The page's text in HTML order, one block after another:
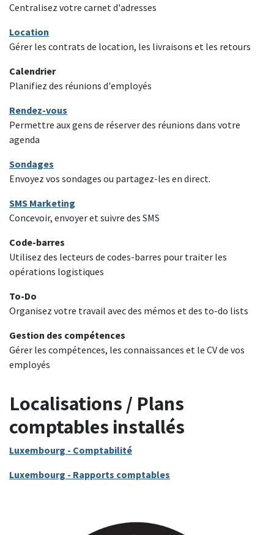
Centralisez votre carnet d'adresses
Location
Gérer les contrats de location, les livraisons et les retours
Calendrier
Planifiez des réunions d'employés
Rendez-vous
Permettre aux gens de réserver des réunions dans votre
agenda
Sondages
Envoyez vos sondages ou partagez-les en direct.
SMS Marketing
Concevoir, envoyer et suivre des SMS
Code-barres
Utilisez des lecteurs de codes-barres pour traiter les
opérations logistiques
To-Do
Organisez votre travail avec des mémos et des to-do lists
Gestion des compétences
Gérer les compétences, les connaissances et le CV de vos
employés
Localisations / Plans
comptables installés
Luxembourg - Comptabilité
Luxembourg - Rapports comptables